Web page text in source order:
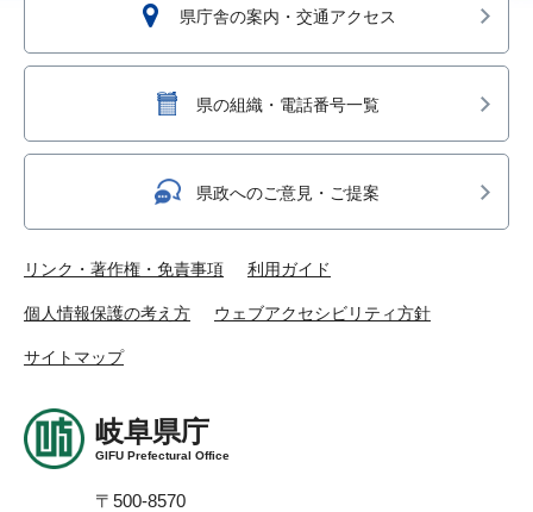
県庁舎の案内・交通アクセス
県の組織・電話番号一覧
県政へのご意見・ご提案
リンク・著作権・免責事項 利用ガイド
個人情報保護の考え方 ウェブアクセシビリティ方針
サイトマップ
岐阜県庁
GIFU Prefectural Office
〒500-8570